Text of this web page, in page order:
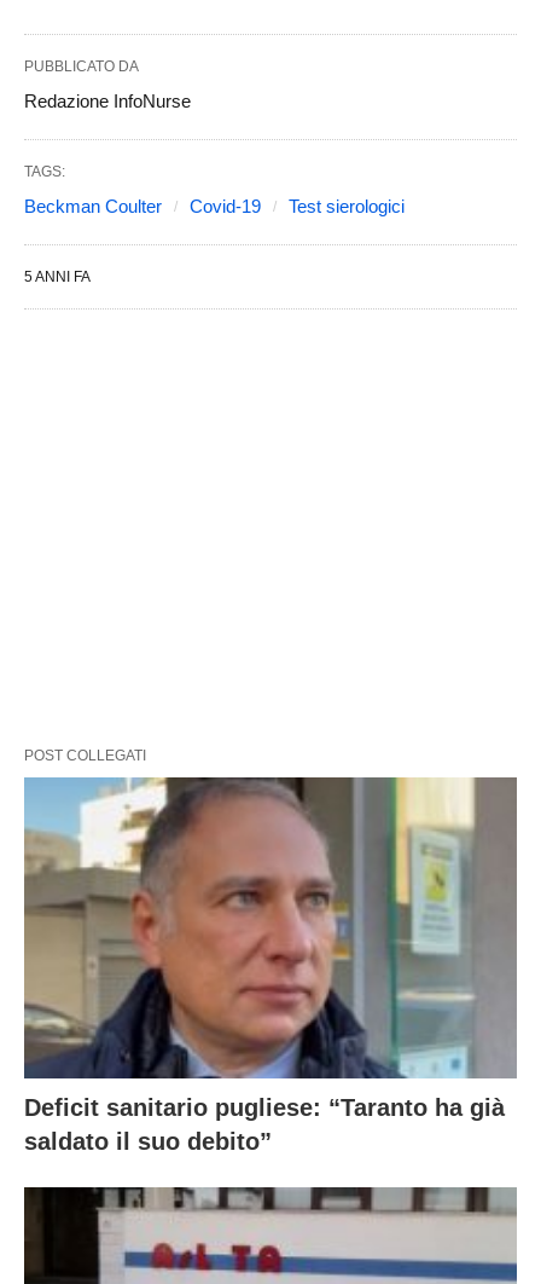
PUBBLICATO DA
Redazione InfoNurse
TAGS:
Beckman Coulter Covid-19 Test sierologici
5 ANNI FA
POST COLLEGATI
Deficit sanitario pugliese: “Taranto ha già
saldato il suo debito”